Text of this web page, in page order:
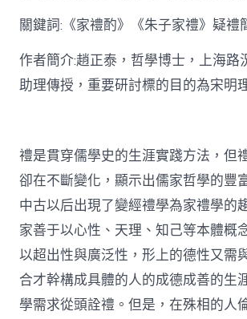
關鍵詞:《家禮酌》《朱子家禮》疑禮
作者簡介:趙正泰，哲學博士，上海路
助理傳授，重要研討標的目的為宋明
禮是貫穿儒學史的生涯實踐方法，但
卻在不斷變化，顯示出儒家哲學的豐
中古以后出現了變經禮學為家禮學的
家善于以心性、天理、知己等本體概
以超出性與廣泛性，形上的德性又需
合才幹構成具體的人的成德成善的生
學需求從頭詮禮。但是，在殊相的人